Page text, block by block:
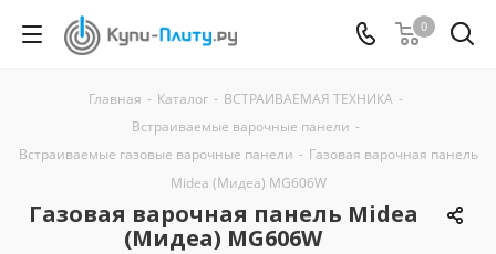
0
Главная - Каталог - ВСТРАИВАЕМАЯ ТЕХНИКА -
Встраиваемые варочные панели -
Встраиваемые газовые варочные панели - Газовая варочная панель
Midea (Мидеа) MG606W
Газовая варочная панель Midea
(Мидеа) MG606W